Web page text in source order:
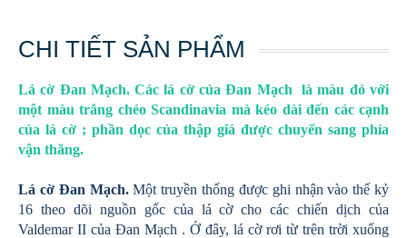
CHI TIẾT SẢN PHẨM
Lá cờ Đan Mạch. Các lá cờ của Đan Mạch là màu đỏ với
một màu trắng chéo Scandinavia mà kéo dài đến các cạnh
của lá cờ ; phần dọc của thập giá được chuyển sang phía
vận thăng.
Lá cờ Đan Mạch.Một truyền thống được ghi nhận vào thế kỷ
16 theo dõi nguồn gốc của lá cờ cho các chiến dịch của
Valdemar II của Đan Mạch . Ở đây, lá cờ rơi từ trên trời xuống